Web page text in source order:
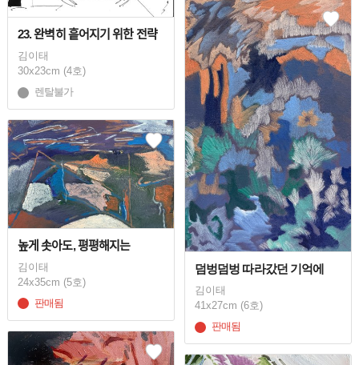
23. 완벽히 흩어지기 위한 전략
김이태
30x23cm (4호)
렌탈불가
덤벙덤벙 따라갔던 기억에
김이태
41x27cm (6호)
판매됨
높게 솟아도, 평평해지는
김이태
24x35cm (5호)
판매됨